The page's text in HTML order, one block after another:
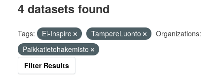
4 datasets found
Tags: Ei-Inspire TampereLuonto
Organizations:
Paikkatietohakemisto
Filter Results